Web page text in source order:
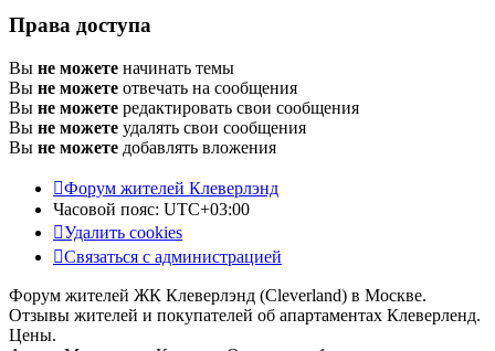
Права доступа
Вы не можете начинать темы
Вы не можете отвечать на сообщения
Вы не можете редактировать свои сообщения
Вы не можете удалять свои сообщения
Вы не можете добавлять вложения
Форум жителей Клеверлэнд
Часовой пояс: UTC+03:00
Удалить cookies
Связаться с администрацией
Форум жителей ЖК Клеверлэнд (Cleverland) в Москве.
Отзывы жителей и покупателей об апартаментах Клеверленд.
Цены.